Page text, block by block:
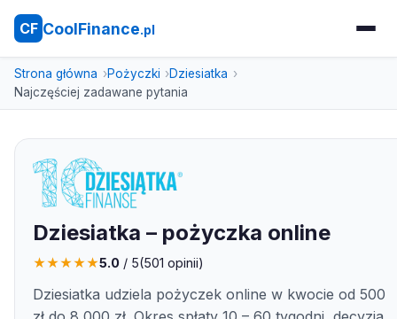
CF CoolFinance.pl
Strona główna Pożyczki
Dziesiatka
Najczęściej zadawane pytania
Dziesiatka – pożyczka online
★★★★★5.0 / 5(501 opinii)
Dziesiatka udziela pożyczek online w kwocie od 500